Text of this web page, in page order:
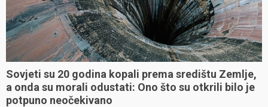
Sovjeti su 20 godina kopali prema središtu Zemlje,
a onda su morali odustati: Ono što su otkrili bilo je
potpuno neočekivano